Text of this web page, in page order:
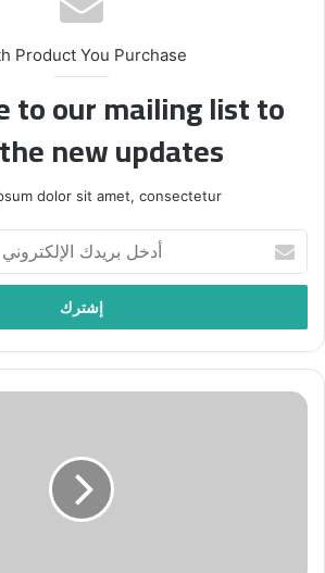
Product You Purchase
to our mailing list to
new updates!
dolor sit amet, consectetur.
بريدك
الإلكتروني
أسبوع